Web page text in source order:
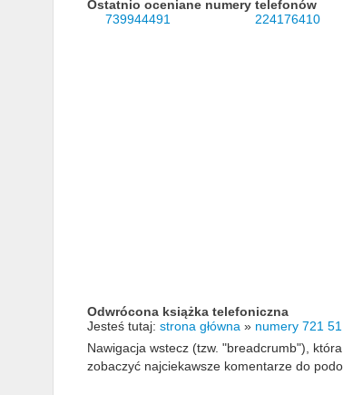
Ostatnio oceniane numery telefonów
739944491
224176410
Odwrócona książka telefoniczna
Jesteś tutaj: strona główna » numery 721 51
Nawigacja wstecz (tzw. "breadcrumb"),
zobaczyć najciekawsze komentarze do